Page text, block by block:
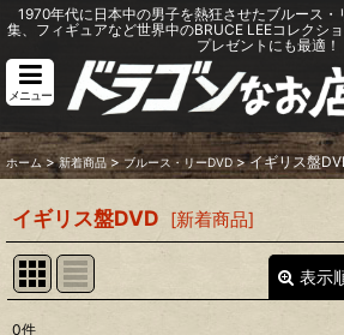
1970年代に日本中の男子を熱狂させたブルース
集、フィギュアなど世界中のBRUCE LEEコレクシ
プレゼントにも最適！
メニュー
ホーム > 新着商品 > ブルース・リーDVD > イギリス盤
イギリス盤DVD [新着商品]
表示
0件